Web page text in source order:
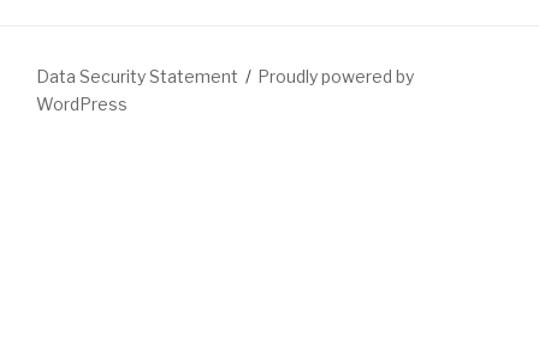
Data Security Statement
Proudly powered by
WordPress